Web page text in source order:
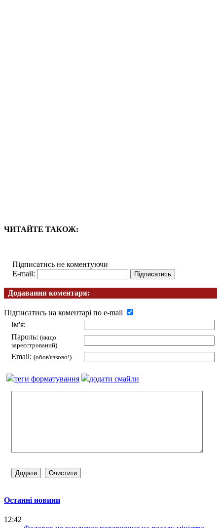
ЧИТАЙТЕ ТАКОЖ:
Підписатись не коментуючи
E-mail:
Додавання коментаря:
Підписатись на коментарі по e-mail
Ім'я:
Пароль: (якщо
зареєстрований)
Email: (обов'язково!)
теги форматування додати смайли
Останні новини
12:42